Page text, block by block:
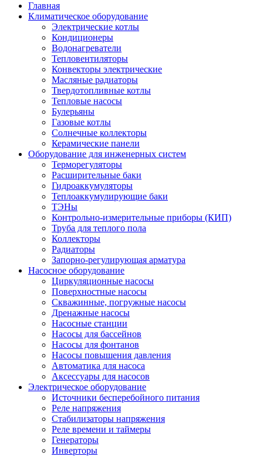
Главная
Климатическое оборудование
Электрические котлы
Кондиционеры
Водонагреватели
Тепловентиляторы
Конвекторы электрические
Масляные радиаторы
Твердотопливные котлы
Тепловые насосы
Булерьяны
Газовые котлы
Солнечные коллекторы
Керамические панели
Оборудование для инженерных систем
Терморегуляторы
Расширительные баки
Гидроаккумуляторы
Теплоаккумулирующие баки
ТЭНы
Контрольно-измерительные приборы (КИП)
Труба для теплого пола
Коллекторы
Радиаторы
Запорно-регулирующая арматура
Насосное оборудование
Циркуляционные насосы
Поверхностные насосы
Скважинные, погружные насосы
Дренажные насосы
Насосные станции
Насосы для бассейнов
Насосы для фонтанов
Насосы повышения давления
Автоматика для насоса
Аксессуары для насосов
Электрическое оборудование
Источники бесперебойного питания
Реле напряжения
Стабилизаторы напряжения
Реле времени и таймеры
Генераторы
Инверторы